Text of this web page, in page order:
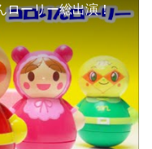
ローリー総出演！